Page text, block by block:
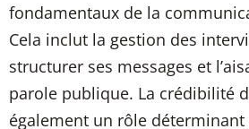
fondamentaux de la
Cela inclut la gestion des
structurer ses messages et
parole publique. La crédibilité
également un rôle déterminant